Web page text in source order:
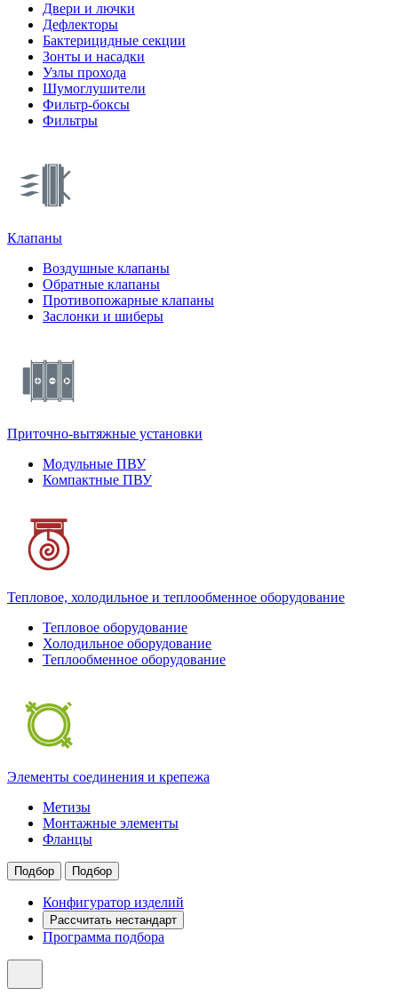
Двери и лючки
Дефлекторы
Бактерицидные секции
Зонты и насадки
Узлы прохода
Шумоглушители
Фильтр-боксы
Фильтры
Клапаны
Воздушные клапаны
Обратные клапаны
Противопожарные клапаны
Заслонки и шиберы
Приточно-вытяжные установки
Модульные ПВУ
Компактные ПВУ
Тепловое, холодильное и теплообменное оборудование
Тепловое оборудование
Холодильное оборудование
Теплообменное оборудование
Элементы соединения и крепежа
Метизы
Монтажные элементы
Фланцы
Подбор Подбор
Конфигуратор изделий
Рассчитать нестандарт
Программа подбора